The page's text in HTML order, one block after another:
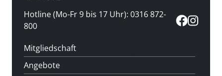
Hotline (Mo-Fr 9 bis 17 Uhr): 0316 872-
800
Mitgliedschaft
Angebote